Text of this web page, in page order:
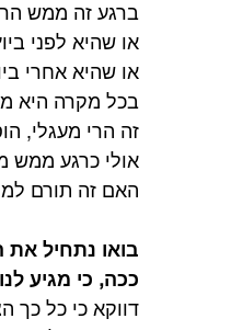
ברגע זה ממש
או שהיא לפני
או שהיא אחרי
בכל מקרה היא
זה הרי מעגלי,
אולי כרגע ממש
האם זה תורם
בואו נתחיל
ככה, כי מגיע
דווקא כי כל כך